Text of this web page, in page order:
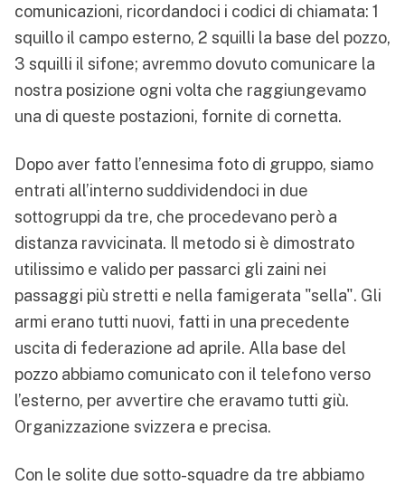
comunicazioni, ricordandoci i codici di chiamata: 1
squillo il campo esterno, 2 squilli la base del pozzo,
3 squilli il sifone; avremmo dovuto comunicare la
nostra posizione ogni volta che raggiungevamo
una di queste postazioni, fornite di cornetta.
Dopo aver fatto l’ennesima foto di gruppo, siamo
entrati all’interno suddividendoci in due
sottogruppi da tre, che procedevano però a
distanza ravvicinata. Il metodo si è dimostrato
utilissimo e valido per passarci gli zaini nei
passaggi più stretti e nella famigerata "sella". Gli
armi erano tutti nuovi, fatti in una precedente
uscita di federazione ad aprile. Alla base del
pozzo abbiamo comunicato con il telefono verso
l’esterno, per avvertire che eravamo tutti giù.
Organizzazione svizzera e precisa.
Con le solite due sotto-squadre da tre abbiamo